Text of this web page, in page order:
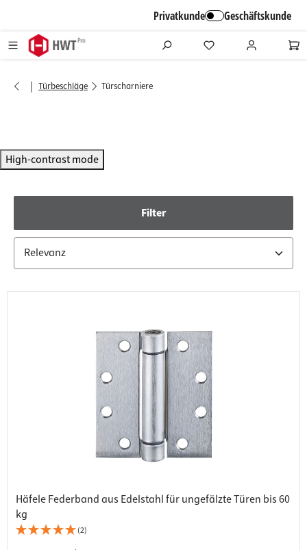
Privatkunde Geschäftskunde
| Türbeschläge Türscharniere
High-contrast mode
Filter
Häfele Federband aus Edelstahl für ungefälzte Türen bis 60
kg
(2)